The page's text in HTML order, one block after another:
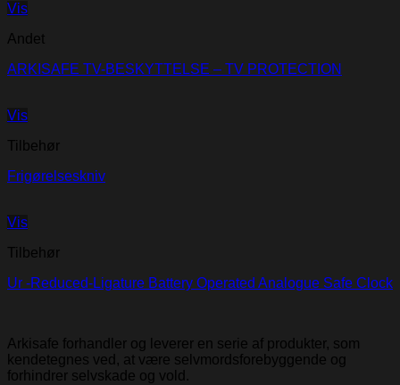
Vis
Andet
ARKISAFE TV-BESKYTTELSE – TV PROTECTION
Vis
Tilbehør
Frigørelseskniv
Vis
Tilbehør
Ur -Reduced-Ligature Battery Operated Analogue Safe Clock
Arkisafe forhandler og leverer en serie af produkter, som
kendetegnes ved, at være selvmordsforebyggende og
forhindrer selvskade og vold.